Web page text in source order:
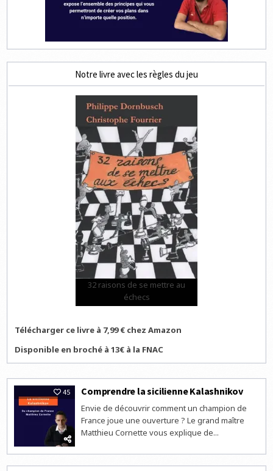
Notre livre avec les règles du jeu
32 raisons de se mettre au
échecs
Télécharger ce livre à 7,99 € chez Amazon
Disponible en broché à 13€ à la FNAC
45 Comprendre la sicilienne Kalashnikov
Envie de découvrir comment un champion de
France joue une ouverture ? Le grand maître
Matthieu Cornette vous explique de...